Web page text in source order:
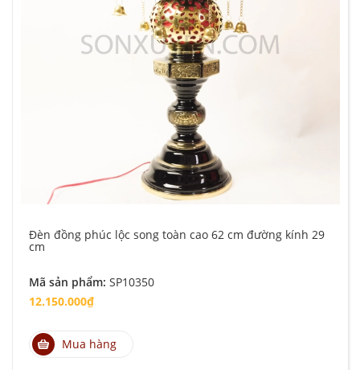
Đèn đồng phúc lộc song toàn cao 62 cm đường kính 29
cm
Mã sản phẩm: SP10350
12.150.000₫
Mua hàng